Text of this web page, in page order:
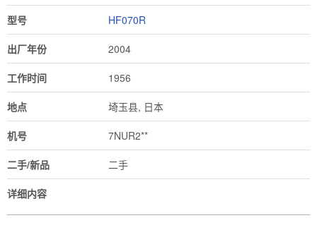
型号 HF070R
出厂年份 2004
工作时间 1956
地点 埼玉县, 日本
机号 7NUR2**
二手/新品 二手
详细内容